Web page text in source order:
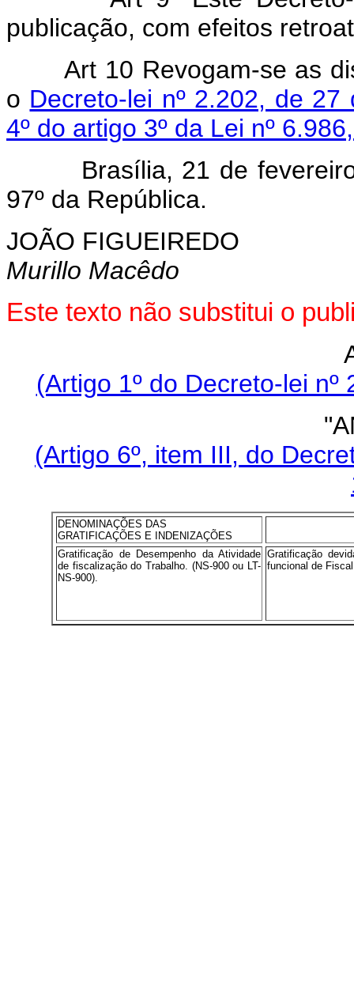
publicação, com efeitos
Art 10 Revogam-se as
o Decreto-lei nº 2.202, de
4º do artigo 3º da Lei nº
Brasília, 21 de fevereiro
97º da República.
JOÃO FIGUEIREDO
Murillo Macêdo
Este texto não substitui o
(Artigo 1º do Decreto-lei
(Artigo 6º, item III, do
DENOMINAÇÕES DAS
GRATIFICAÇÕES E INDENIZAÇÕES
Gratificação de Desempenho da Atividade
de fiscalização do Trabalho. (NS-900 ou LT-
NS-900).
Gratificação
funcional de